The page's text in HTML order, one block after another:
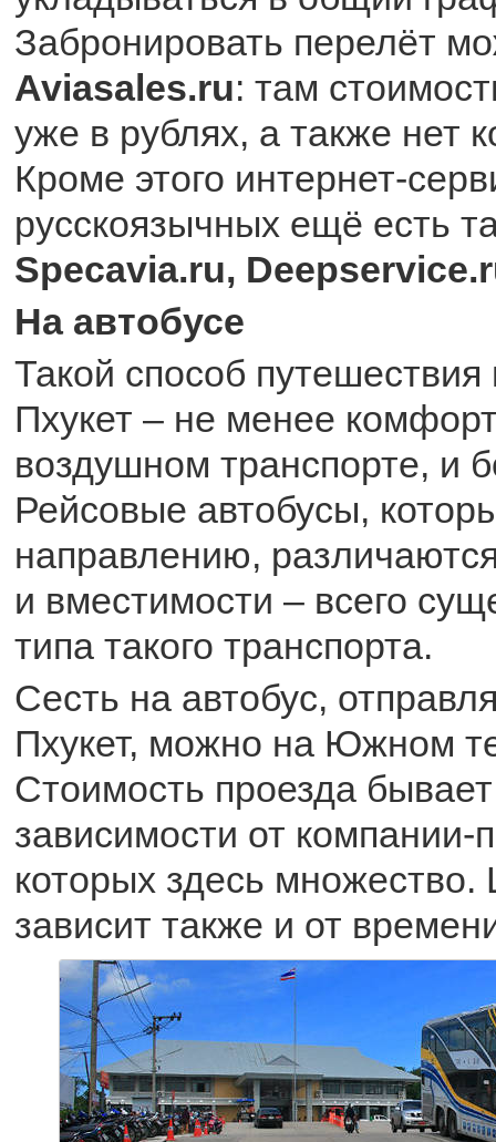
Забронировать перелёт
Aviasales.ru: там
уже в рублях, а также нет
Кроме этого интернет-
русскоязычных ещё есть
Specavia.ru,
На автобусе
Такой способ путешествия
Пхукет – не менее
воздушном транспорте, и
Рейсовые автобусы,
направлению,
и вместимости – всего
типа такого транспорта.
Сесть на автобус,
Пхукет, можно на Южном
Стоимость проезда
зависимости от компании-
которых здесь множество.
зависит также и от